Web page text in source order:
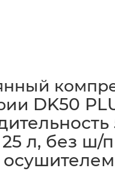
DK50
л, без ш/п